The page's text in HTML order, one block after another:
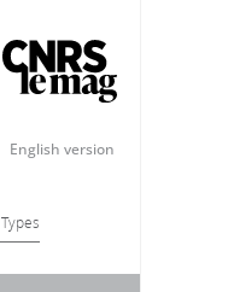
English version
Types